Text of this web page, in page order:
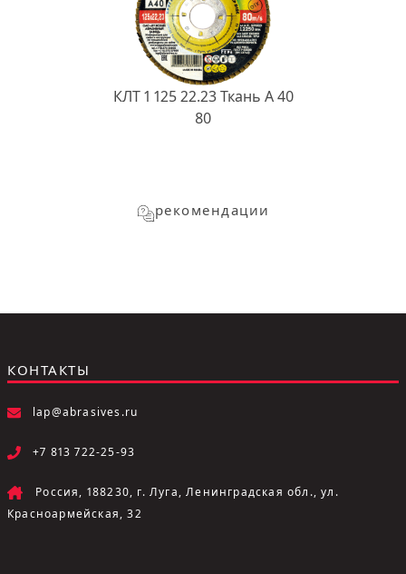
КЛТ 1 125 22.23 Ткань A 40
80
рекомендации
КОНТАКТЫ
lap@abrasives.ru
+7 813 722-25-93
Россия, 188230, г. Луга, Ленинградская обл., ул.
Красноармейская, 32